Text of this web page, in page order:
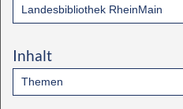
Landesbibliothek RheinMain
Inhalt
Themen